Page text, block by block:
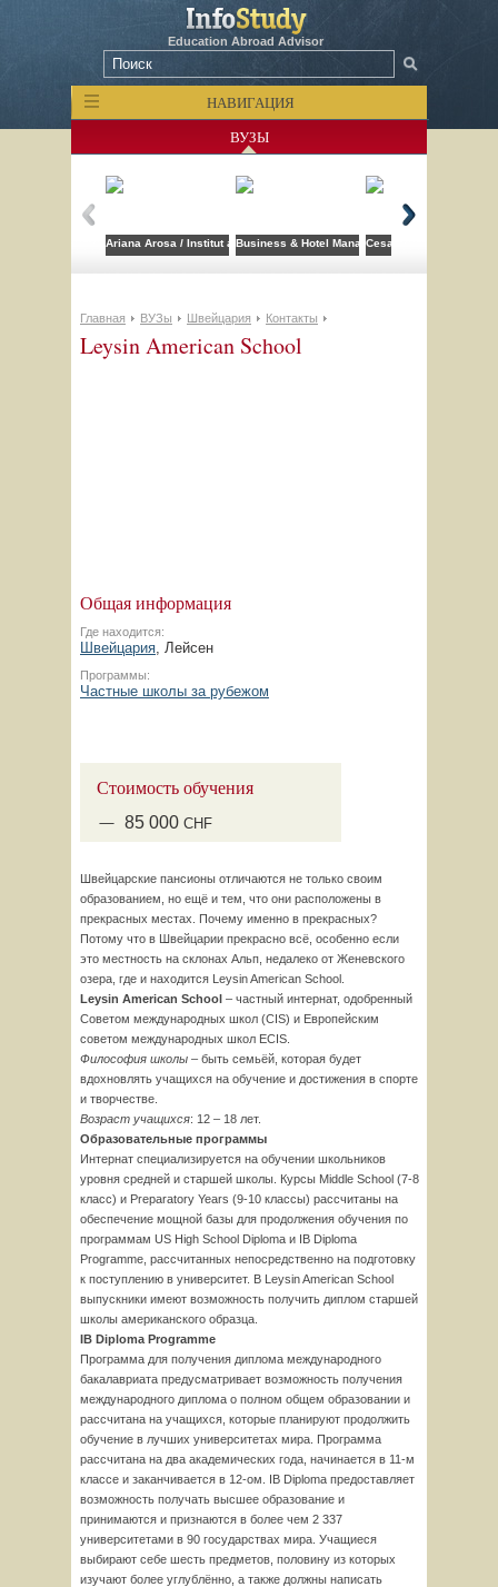
Education Abroad Advisor
НАВИГАЦИЯ
ВУЗЫ
Ariana Arosa / Institut auf dem RosenbergBusiness & Hotel Management School (BHMS)
Cesar Ritz Colleges
Главная ВУЗы Швейцария Контакты
Leysin American School
Общая информация
Где находится:
Швейцария, Лейсен
Программы:
Частные школы за рубежом
Стоимость обучения
85 000 CHF
Швейцарские пансионы отличаются не только своим
образованием, но ещё и тем, что они расположены в
прекрасных местах. Почему именно в прекрасных?
Потому что в Швейцарии прекрасно всё, особенно если
это местность на склонах Альп, недалеко от Женевского
озера, где и находится Leysin American School.
Leysin American School – частный интернат, одобренный
Советом международных школ (CIS) и Европейским
советом международных школ ECIS.
Философия школы – быть семьёй, которая будет
вдохновлять учащихся на обучение и достижения в спорте
и творчестве.
Возраст учащихся: 12 – 18 лет.
Образовательные программы
Интернат специализируется на обучении школьников
уровня средней и старшей школы. Курсы Middle School (7-8
класс) и Preparatory Years (9-10 классы) рассчитаны на
обеспечение мощной базы для продолжения обучения по
программам US High School Diploma и IB Diploma
Programme, рассчитанных непосредственно на подготовку
к поступлению в университет. В Leysin American School
выпускники имеют возможность получить диплом старшей
школы американского образца.
IB Diploma Programme
Программа для получения диплома международного
бакалавриата предусматривает возможность получения
международного диплома о полном общем образовании и
рассчитана на учащихся, которые планируют продолжить
обучение в лучших университетах мира. Программа
рассчитана на два академических года, начинается в 11-м
классе и заканчивается в 12-ом. IB Diploma предоставляет
возможность получать высшее образование и
принимаются и признаются в более чем 2 337
университетами в 90 государствах мира. Учащиеся
выбирают себе шесть предметов, половину из которых
изучают более углублённо, а также должны написать